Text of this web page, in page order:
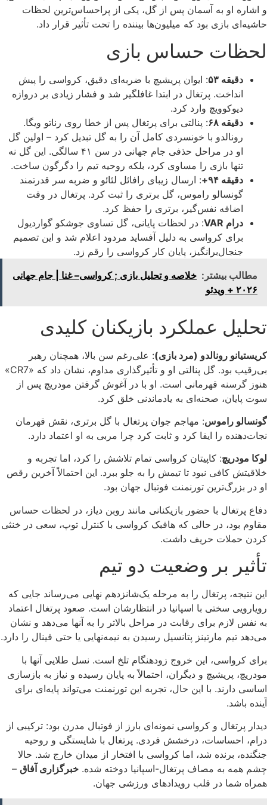
و اشاره او به آسمان پس از گل، یکی از پراحساس‌ترین لحظات
حاشیه‌ای بازی بود که میلیون‌ها بیننده را تحت تأثیر قرار داد.
لحظات حساس بازی
دقیقه ۵۳
: ایوان پریشیچ با ضربه‌ای دقیق، کرواسی را پیش
انداخت. پرتغال در ابتدا غافلگیر شد و فشار زیادی بر دروازه
دیوکوویچ وارد کرد.
دقیقه ۶۸
: پنالتی برای پرتغال پس از خطا روی رناتو ویگا.
رونالدو با خونسردی کامل آن را به گل تبدیل کرد – اولین گل
او در مراحل حذفی جام جهانی در سن ۴۱ سالگی. این گل نه
تنها بازی را مساوی کرد، بلکه روحیه تیم را دگرگون ساخت.
دقیقه ۹۴+
: ارسال زیبای رافائل لئائو و ضربه سر قدرتمند
گونسالو راموس، گل برتری را ثبت کرد. پرتغال در وقت
اضافه نفس‌گیر، برتری را حفظ کرد.
درام VAR
: در لحظات پایانی، گل تساوی جوشکو گواردیول
برای کرواسی به دلیل آفساید مردود اعلام شد و این تصمیم
جنجال‌برانگیز، پایان کار کرواسی را رقم زد.
مطالب بیشتر: خلاصه و تحلیل بازی ; کرواسی– غنا | جام جهانی
۲۰۲۶ + ویدئو
تحلیل عملکرد بازیکنان کلیدی
کریستیانو رونالدو (مرد بازی): علی‌رغم سن بالا، همچنان رهبر
بی‌رقیب بود. گل پنالتی او و تأثیرگذاری مداوم، نشان داد که «CR7»
هنوز گرسنه قهرمانی است. او با در آغوش گرفتن مودریچ پس از
سوت پایان، صحنه‌ای به یادماندنی خلق کرد.
گونسالو راموس: مهاجم جوان پرتغال با گل برتری، نقش قهرمان
نجات‌دهنده را ایفا کرد و ثابت کرد چرا مربی به او اعتماد دارد.
لوکا مودریچ: کاپیتان کرواسی تمام تلاشش را کرد، اما تجربه و
خلاقیتش کافی نبود تا تیمش را به جلو ببرد. این احتمالاً آخرین رقص
او در بزرگ‌ترین تورنمنت فوتبال جهان بود.
دفاع پرتغال با حضور بازیکنانی مانند روبن دیاز، در لحظات حساس
مقاوم بود، در حالی که هافبک کرواسی با کنترل توپ، سعی در خنثی
کردن حملات حریف داشت.
تأثیر بر وضعیت دو تیم
این نتیجه، پرتغال را به مرحله یک‌شانزدهم نهایی می‌رساند جایی که
رویارویی سختی با اسپانیا در انتظارشان است. صعود پرتغال اعتماد
به نفس لازم برای رقابت در مراحل بالاتر را به آنها می‌دهد و نشان
می‌دهد تیم مارتینز پتانسیل رسیدن به نیمه‌نهایی یا حتی فینال را دارد.
برای کرواسی، این خروج زودهنگام تلخ است. نسل طلایی آنها با
مودریچ، پریشیچ و دیگران، احتمالاً به پایان رسیده و نیاز به بازسازی
اساسی دارند. با این حال، تجربه این تورنمنت می‌تواند پایه‌ای برای
آینده باشد.
دیدار پرتغال و کرواسی نمونه‌ای بارز از فوتبال مدرن بود: ترکیبی از
درام، احساسات، درخشش فردی. پرتغال با شایستگی و روحیه
جنگنده، برنده شد، اما کرواسی با افتخار از میدان خارج شد. حالا
چشم همه به مصاف پرتغال-اسپانیا دوخته شده. خبرگزاری آفاق –
همراه شما در قلب رویدادهای ورزشی جهان.